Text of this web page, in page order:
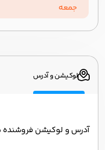
جمعه
لوکیشن و آدرس
آدرس و لوکیشن فروشنده